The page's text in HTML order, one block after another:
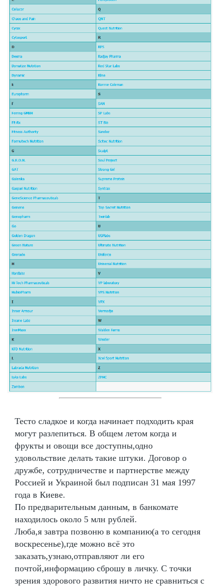
Тесто сладкое и когда начинает подходить края
могут разлепиться. В общем летом когда и
фрукты и овощи все доступны,одно
удовольствие делать такие штуки. Договор о
дружбе, сотрудничестве и партнерстве между
Россией и Украиной был подписан 31 мая 1997
года в Киеве.
По предварительным данным, в банкомате
находилось около 5 млн рублей.
Люба,я завтра позвоню в компанию(а то сегодня
воскресенье),где можно всё это
заказать,узнаю,отправляют ли его
почтой,информацию сброшу в личку. С точки
зрения здорового развития ничто не сравниться с